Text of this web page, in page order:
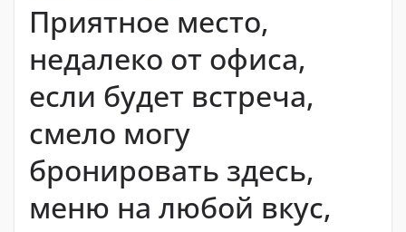
Приятное место,
недалеко от офиса,
если будет встреча,
смело могу
бронировать здесь,
меню на любой вкус,